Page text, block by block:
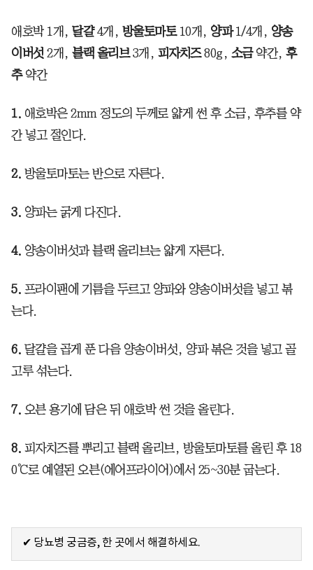
애호박 1개, 달걀4개, 방울토마토 10개, 양파1/4개, 양송
이버섯 2개, 블랙 올리브3개, 피자치즈80g, 소금 약간, 후
추 약간
1. 애호박은 2mm 정도의 두께로 얇게 썬 후 소금, 후추를 약
간 넣고 절인다.
2. 방울토마토는 반으로 자른다.
3. 양파는 굵게 다진다.
4. 양송이버섯과 블랙 올리브는 얇게 자른다.
5. 프라이팬에 기름을 두르고 양파와 양송이버섯을 넣고 볶
는다.
6. 달걀을 곱게 푼 다음 양송이버섯, 양파 볶은 것을 넣고 골
고루 섞는다.
7. 오븐 용기에 담은 뒤 애호박 썬 것을 올린다.
8. 피자치즈를 뿌리고 블랙 올리브, 방울토마토를 올린 후 18
0℃로 예열된 오븐(에어프라이어)에서 25~30분 굽는다.
✔ 당뇨병 궁금증, 한 곳에서 해결하세요.